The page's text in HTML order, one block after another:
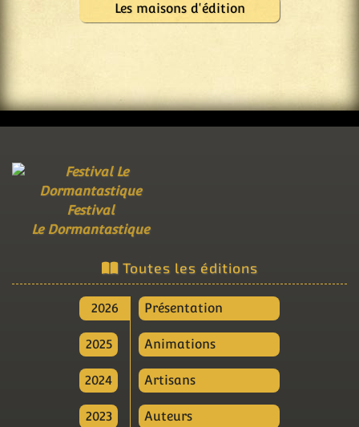
Les maisons d'édition
Festival
Le Dormantastique
Toutes les éditions
2026
2025
2024
2023
Présentation
Animations
Artisans
Auteurs